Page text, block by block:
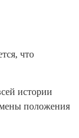
что
истории
положения